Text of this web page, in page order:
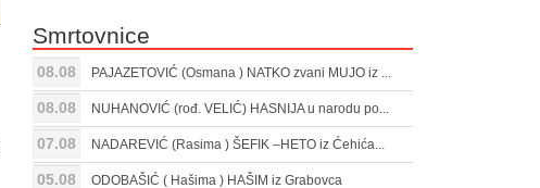
Smrtovnice
08.08 PAJAZETOVIĆ (Osmana ) NATKO zvani MUJO iz ...
08.08 NUHANOVIĆ (rođ. VELIĆ) HASNIJA u narodu po...
07.08 NADAREVIĆ (Rasima ) ŠEFIK –HETO iz Ćehića...
05.08 ODOBAŠIĆ ( Hašima ) HAŠIM iz Grabovca